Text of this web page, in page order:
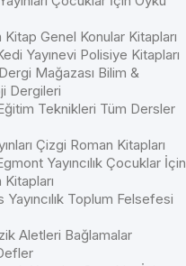
Genel Konular Kitapları
Kedi Yayınevi Polisiye Kitapları
Mağazası Bilim &
Dergileri
Teknikleri Tüm Dersler
Çizgi Roman Kitapları
Yayıncılık Çocuklar İçin
Yayıncılık Toplum Felsefesi
Aletleri Bağlamalar